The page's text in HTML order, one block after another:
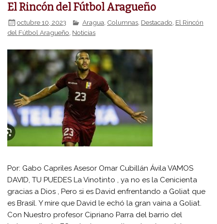
El Rincón del Fútbol Aragueño
octubre 10, 2023 Aragua Columnas Destacado El Rincón
del Fútbol Aragueño, Noticias
Por: Gabo Capriles Asesor Omar Cubillán Ávila VAMOS
DAVID, TU PUEDES La Vinotinto , ya no es la Cenicienta
gracias a Dios , Pero si es David enfrentando a Goliat que
es Brasil. Y mire que David le echó la gran vaina a Goliat.
Con Nuestro profesor Cipriano Parra del barrio del